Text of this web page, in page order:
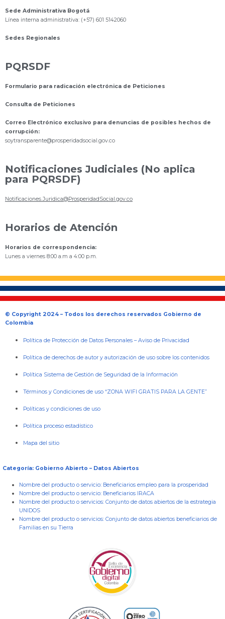
Sede Administrativa Bogotá
Línea interna administrativa: (+57) 601 5142060
Sedes Regionales
PQRSDF
Formulario para radicación electrónica de Peticiones
Consulta de Peticiones
Correo Electrónico exclusivo para denuncias de posibles hechos de
corrupción:
soytransparente@prosperidadsocial.gov.co
Notificaciones Judiciales (No aplica
para PQRSDF)
Notificaciones.Juridica@ProsperidadSocial.gov.co
Horarios de Atención
Horarios de correspondencia:
Lunes a viernes 8:00 a.m a 4:00 p.m.
© Copyright 2024 – Todos los derechos reservados Gobierno de
Colombia
Política de Protección de Datos Personales –Aviso de Privacidad
Política de derechos de autor y autorización de uso sobre los contenidos
Política Sistema de Gestión de Seguridad de la Información
Términos y Condiciones de uso “ZONA WIFI GRATIS PARA LA GENTE”
Políticas y condiciones de uso
Política proceso estadístico
Mapa del sitio
Categoría: Gobierno Abierto – Datos Abiertos
Nombre del producto o servicio: Beneficiarios empleo para la prosperidad
Nombre del producto o servicio: Beneficiarios IRACA
Nombre del producto o servicios: Conjunto de datos abiertos de la estrategia
UNIDOS
Nombre del producto o servicios: Conjunto de datos abiertos beneficiarios de
Familias en su Tierra